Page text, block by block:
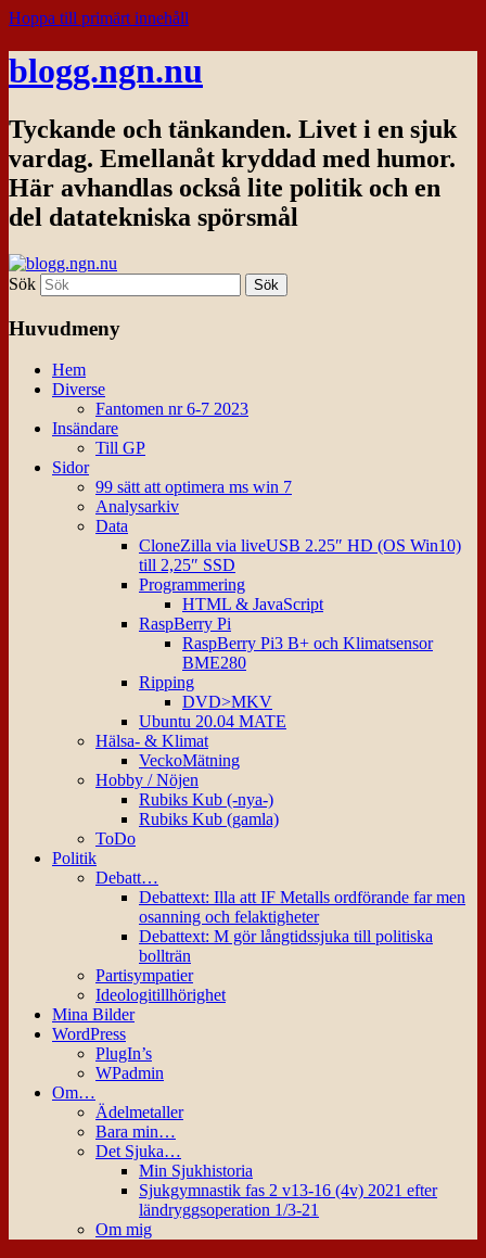
Hoppa till primärt innehåll
blogg.ngn.nu
Tyckande och tänkanden. Livet i en sjuk
vardag. Emellanåt kryddad med humor.
Här avhandlas också lite politik och en
del datatekniska spörsmål
Sök
Huvudmeny
Hem
Diverse
Fantomen nr 6-7 2023
Insändare
Till GP
Sidor
99 sätt att optimera ms win 7
Analysarkiv
Data
CloneZilla via liveUSB 2.25″ HD (OS Win10)
till 2,25″ SSD
Programmering
HTML & JavaScript
RaspBerry Pi
RaspBerry Pi3 B+ och Klimatsensor
BME280
Ripping
DVD>MKV
Ubuntu 20.04 MATE
Hälsa- & Klimat
VeckoMätning
Hobby / Nöjen
Rubiks Kub (-nya-)
Rubiks Kub (gamla)
ToDo
Politik
Debatt…
Debattext: Illa att IF Metalls ordförande far men
osanning och felaktigheter
Debattext: M gör långtidssjuka till politiska
bollträn
Partisympatier
Ideologitillhörighet
Mina Bilder
WordPress
PlugIn’s
WPadmin
Om…
Ädelmetaller
Bara min…
Det Sjuka…
Min Sjukhistoria
Sjukgymnastik fas 2 v13-16 (4v) 2021 efter
ländryggsoperation 1/3-21
Om mig